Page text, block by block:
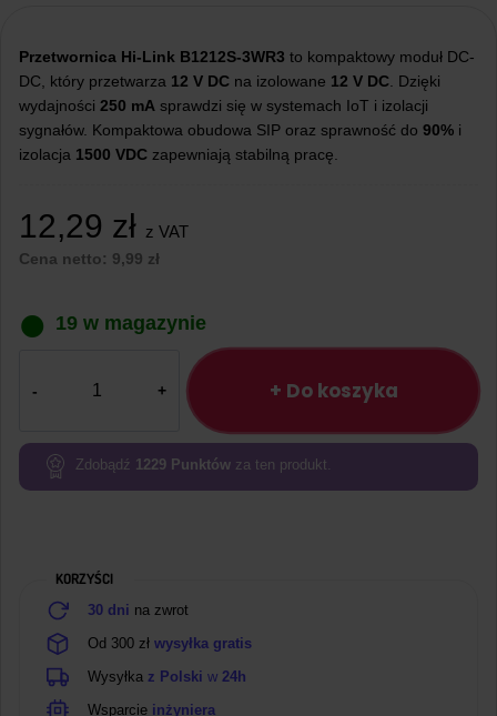
Przetwornica Hi-Link B1212S-3WR3 to kompaktowy moduł DC-
DC, który przetwarza 12 V DC na izolowane 12 V DC . Dzięki
wydajności 250 mA sprawdzi się w systemach IoT i izolacji
sygnałów. Kompaktowa obudowa SIP oraz sprawność do 90% i
izolacja 1500 VDC zapewniają stabilną pracę.
12,29 zł z VAT
Cena netto: 9,99 zł
19 w magazynie
Przetwornica
B1212S-
3WR3
+ Do koszyka
Zdobądź 1229 Punktów za ten produkt.
KORZYŚCI
30 dni na zwrot
Od 300 zł wysyłka gratis
Wysyłka z Polski w 24h
Wsparcie inżyniera